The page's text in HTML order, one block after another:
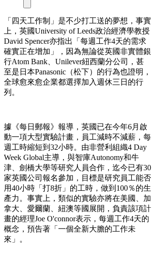
「四天工作制」是不少打工送的夢想，事實
上，英國University of Leeds政治經濟學教授
David Spencer亦指出「每週工作4天的需求
確實正在增加」，因為無論從英國非實體銀
行Atom Bank、Unilever紐西蘭分公司，甚
至是日本Panasonic（松下）的行為也證明，
全球愈來愈企業都選擇加入週休三日的行
列。
據《每日郵報》報導，英國已在今年6月啟
動一項大型實驗計畫，員工減時不減薪，每
週工時縮短到32小時。由非營利組織4 Day
Week Global主導，與智庫Autonomy和牛
津、劍橋大學等研究人員合作，迄今已有30
家英國公司報名參加，目標是研究員工能否
用40小時「打8折」的工時，做到100％的生
產力。事實上，類似的實驗亦將在美國、加
拿大、愛爾蘭、紐澳等國展開，負責該項計
畫的經理Joe O'connor表示，每週工作4天的
概念，預告著「一個全新大膽的工作未
來」。